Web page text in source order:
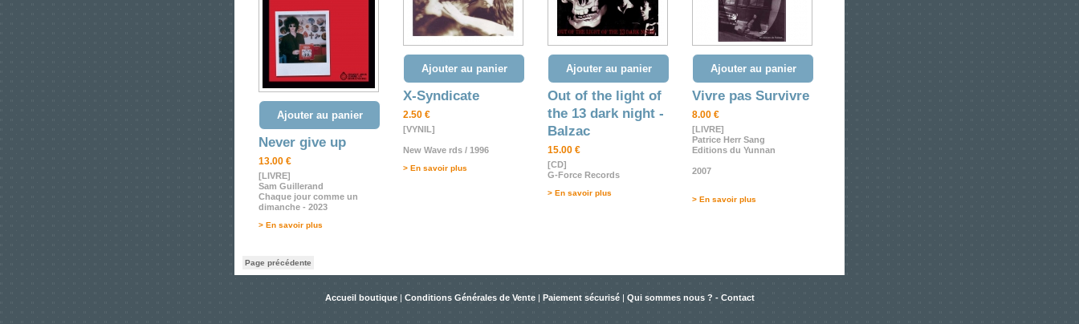
Ajouter au panier
Never give up
13.00 €
[LIVRE]
Sam Guillerand
Chaque jour comme un
dimanche - 2023
> En savoir plus
Ajouter au panier
X-Syndicate
2.50 €
[VYNIL]
New Wave rds / 1996
> En savoir plus
Ajouter au panier
Out of the light of
the 13 dark night -
Balzac
15.00 €
[CD]
G-Force Records
> En savoir plus
Ajouter au panier
Vivre pas Survivre
8.00 €
[LIVRE]
Patrice Herr Sang
Editions du Yunnan
2007
> En savoir plus
Page précédente
Accueil boutique | Conditions Générales de Vente| Paiement sécurisé| Qui sommes nous ? - Contact